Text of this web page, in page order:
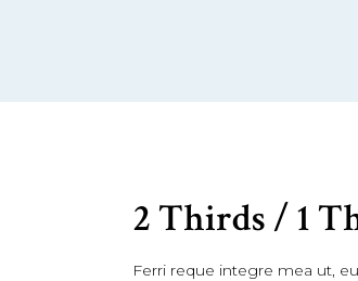
2 Thirds / 1
Ferri reque integre mea ut,